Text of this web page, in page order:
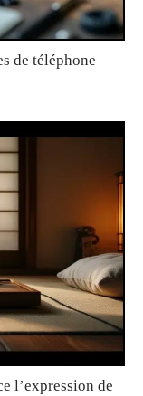
de téléphone
l’expression de